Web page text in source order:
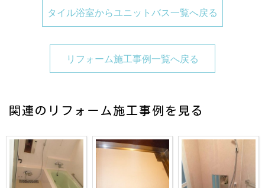
タイル浴室からユニットバス一覧へ戻る
リフォーム施工事例一覧へ戻る
関連のリフォーム施工事例を見る